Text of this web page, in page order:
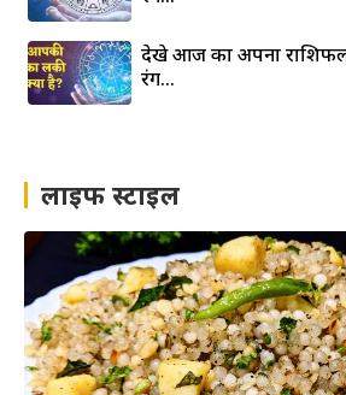
देखे आज का अपना
रंग…
लाइफ स्टाइल